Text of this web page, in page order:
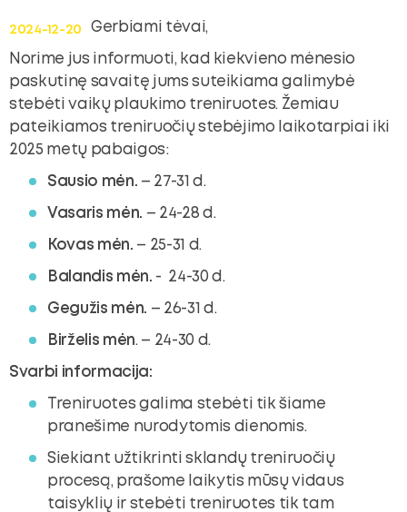
2024-12-20 Gerbiami tėvai,
Norime jus informuoti, kad kiekvieno mėnesio
paskutinę savaitę jums suteikiama galimybė
stebėti vaikų plaukimo treniruotes. Žemiau
pateikiamos treniruočių stebėjimo laikotarpiai iki
2025 metų pabaigos:
Sausio mėn. – 27-31 d.
Vasaris mėn. – 24-28 d.
Kovas mėn. – 25-31 d.
Balandis mėn. - 24-30 d.
Gegužis mėn. – 26-31 d.
Birželis mėn. – 24-30 d.
Svarbi informacija:
Treniruotes galima stebėti tik šiame
pranešime nurodytomis dienomis.
Siekiant užtikrinti sklandų treniruočių
procesą, prašome laikytis mūsų vidaus
taisyklių ir stebėti treniruotes tik tam